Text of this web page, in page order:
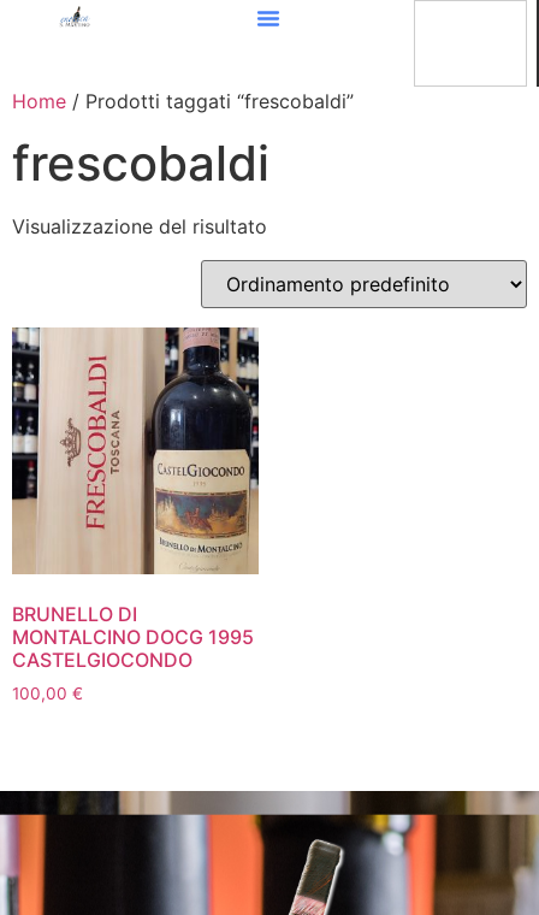
Home / Prodotti taggati “frescobaldi”
frescobaldi
Visualizzazione del risultato
BRUNELLO DI
MONTALCINO DOCG 1995
CASTELGIOCONDO
100,00 €